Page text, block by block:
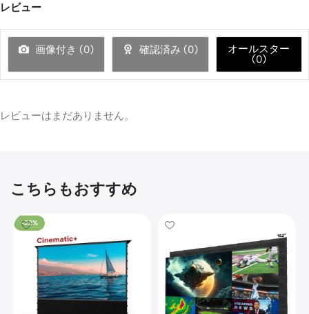
レビュー
画像付き (0) 確認済み (0)
オールスター
(0)
レビューはまだありません。
こちらもおすすめ
-22%